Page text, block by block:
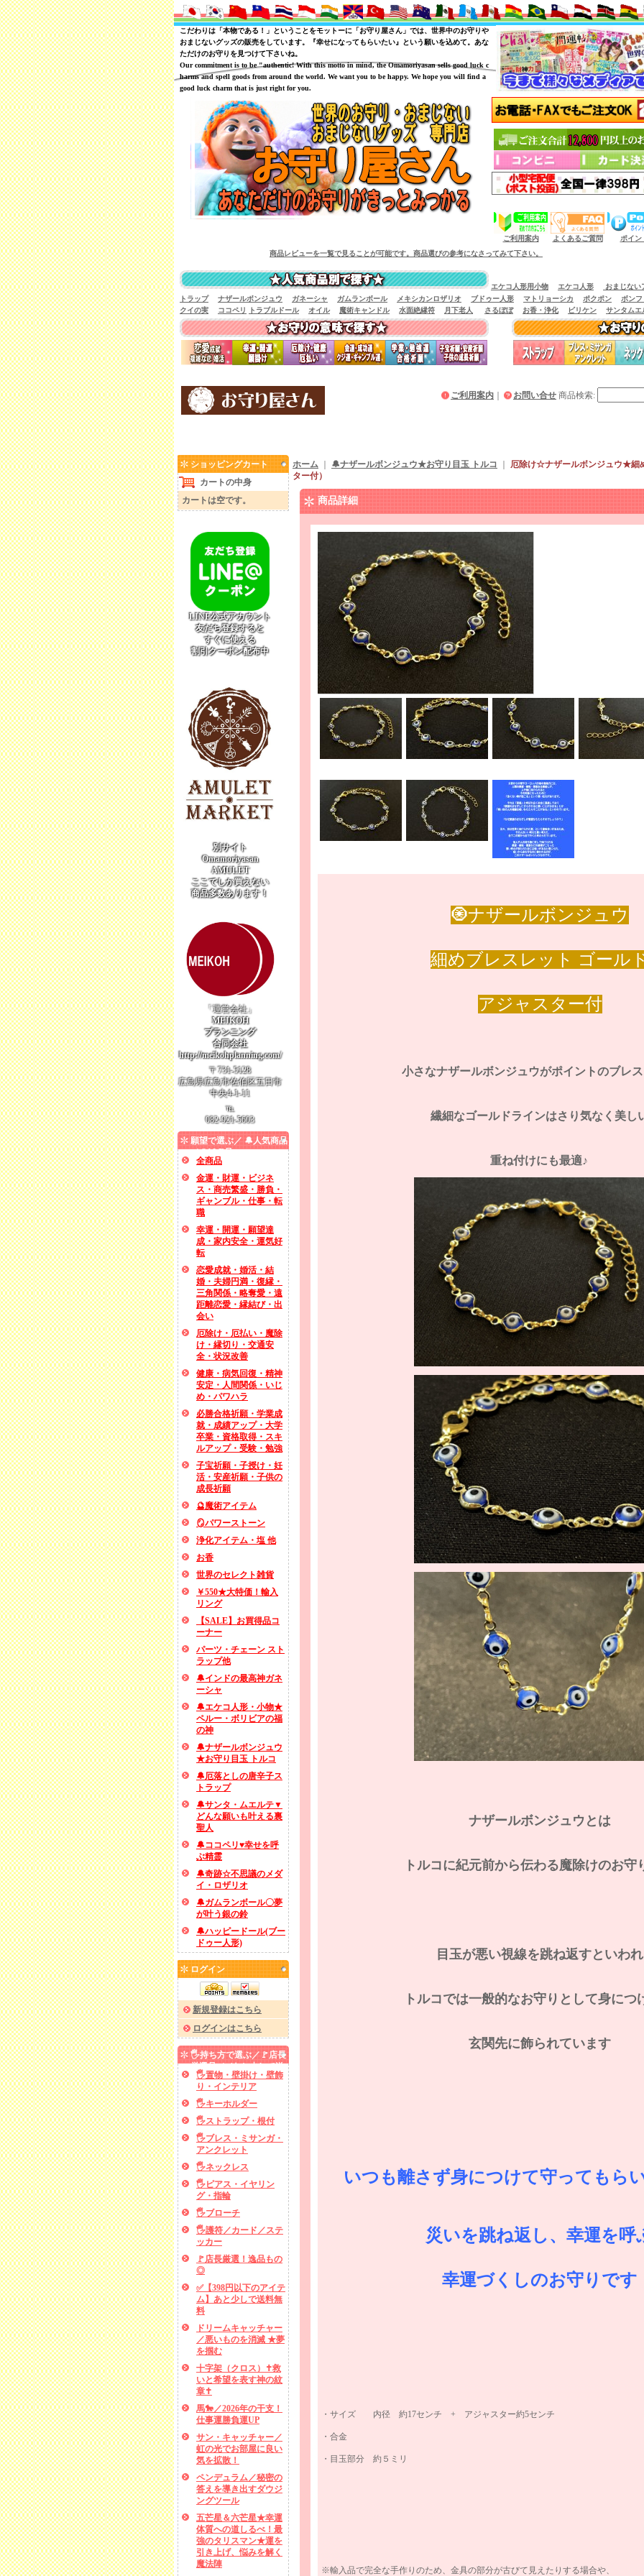
こだわりは「本物である！」ということをモットーに「お守り屋さん」では、世界中のお守りや
おまじないグッズの販売をしています。『幸せになってもらいたい』という願いを込めて。あな
ただけのお守りを見つけて下さいね。
Our commitment is to be "authentic! With this motto in mind, the Omamoriyasan sells good luck c
harms and spell goods from around the world. We want you to be happy. We hope you will find a
good luck charm that is just right for you.
ご利用案内 よくあるご質問
ポイン
商品レビューを一覧で見ることが可能です。商品選びの参考になさってみて下さい。
エケコ人形用小物 エケコ人形
おまじない
トラップ
ナザールボンジュウ ガネーシャ ガムランボール メキシカンロザリオ ブドゥー人形 マトリョーシカ ポクポン
ボン
クイの実
ココペリ トラブルドール オイル 魔術キャンドル 水面絶縁符 月下老人 さるぼぼ お香・浄化 ビリケン サンタムエ
ご利用案内 お問い合せ 商品検索:
ショッピングカート
カートの中身
カートは空です。
LINE公式アカウント
友だち登録すると
すぐに使える
割引クーポン配布中
別サイト
Omamoriyasan
AMULET
ここでしか買えない
商品多数あります！
「運営会社」
MEIKOH
プランニング
合同会社
http://meikohplanning.com/
〒731-5128
広島県広島市佐伯区五日市
中央4-1-11
℡
082-921-5603
願望で選ぶ／ 🔔人気商品
／ SALE品
全商品
金運・財運・ビジネ
ス・商売繁盛・勝負・
ギャンブル・仕事・転
職
幸運・開運・願望達
成・家内安全・運気好
転
恋愛成就・婚活・結
婚・夫婦円満・復縁・
三角関係・略奪愛・遠
距離恋愛・縁結び・出
会い
厄除け・厄払い・魔除
け・縁切り・交通安
全・状況改善
健康・病気回復・精神
安定・人間関係・いじ
め・パワハラ
必勝合格祈願・学業成
就・成績アップ・大学
卒業・資格取得・スキ
ルアップ・受験・勉強
子宝祈願・子授け・妊
活・安産祈願・子供の
成長祈願
🔮魔術アイテム
🪞パワーストーン
浄化アイテム・塩 他
お香
世界のセレクト雑貨
￥550★大特価！輸入
リング
【SALE】お買得品コ
ーナー
パーツ・チェーン スト
ラップ他
🔔インドの最高神ガネ
ーシャ
🔔エケコ人形・小物★
ペルー・ボリビアの福
の神
🔔ナザールボンジュウ
★お守り目玉 トルコ
🔔厄落としの唐辛子ス
トラップ
🔔サンタ・ムエルテ▼
どんな願いも叶える裏
聖人
🔔ココペリ♥幸せを呼
ぶ精霊
🔔奇跡☆不思議のメダ
イ・ロザリオ
🔔ガムランボール〇夢
が叶う銀の鈴
🔔ハッピードール(ブー
ドゥー人形)
ログイン
新規登録はこちら
ログインはこちら
🖐️持ち方で選ぶ／🚩店長
厳選品／✅あと少しで送
料無料
🖐️置物・壁掛け・壁飾
り・インテリア
🖐️キーホルダー
🖐️ストラップ・根付
🖐️ブレス・ミサンガ・
アンクレット
🖐️ネックレス
🖐️ピアス・イヤリン
グ・指輪
🖐️ブローチ
🖐️護符／カード／ステ
ッカー
🚩店長厳選！逸品もの
◎
✅【398円以下のアイテ
ム】あと少しで送料無
料
ドリームキャッチャー
／悪いものを消滅 ★夢
を掴む
十字架（クロス）✝救
いと希望を表す神の紋
章✝
馬🐎／2026年の干支！
仕事運勝負運UP
サン・キャッチャー／
虹の光でお部屋に良い
気を拡散！
ペンデュラム／秘密の
答えを導き出すダウジ
ングツール
五芒星＆六芒星★幸運
体質への道しるべ！最
強のタリスマン★運を
引き上げ、悩みを解く
魔法陣
ホーム 🔔ナザールボンジュウ★お守り目玉 トルコ
厄除け☆ナザールボンジュウ★細
ター付）
商品詳細
🧿ナザールボンジュウ
細めブレスレット ゴール
アジャスター付
小さなナザールボンジュウがポイントのブレ
繊細なゴールドラインはさり気なく美し
重ね付けにも最適♪
ナザールボンジュウとは
トルコに紀元前から伝わる魔除けのお守
目玉が悪い視線を跳ね返すといわれ
トルコでは一般的なお守りとして身につ
玄関先に飾られています
いつも離さず身につけて守ってもら
災いを跳ね返し、幸運を呼
幸運づくしのお守りです
・サイズ 内径 約17センチ + アジャスター約5センチ
・合金
・目玉部分 約５ミリ
※輸入品で完全な手作りのため、金具の部分が古びて見えたりする場合や、